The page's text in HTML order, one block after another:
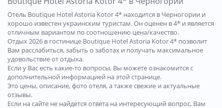
Отель Boutique Hotel Astoria Kotor 4* находится в Черногории и
хорошо известен украинским туристам. Он оценен в 4* и является
отличным вариантом по соотношению цена/качество.
Отдых 2026 в гостинице Boutique Hotel Astoria Kotor 4* позволит
Вам расслабиться, забыть о заботах и получать максимальное
удовольствие от отдыха.
Если у Вас есть какие-то вопросы, Вы можете ознакомится с
дополнительной информацией на этой странице.
Это цены, описание, фото отеля, а также свежие и актуальные
отзывы.
Если на сайте не найдется ответа на интересующий вопрос, Вам